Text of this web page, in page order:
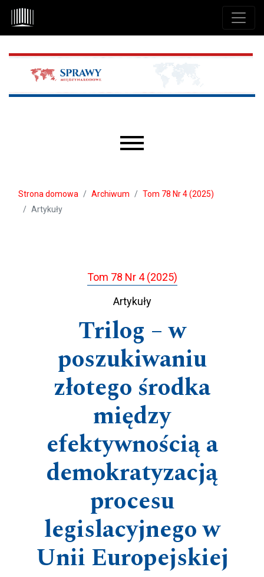
Przejdź do głównego menu
Przejdź do sekcji głównej
Przejdź do stopki
Strona domowa Archiwum
Tom 78 Nr 4 (2025)
Artykuły
Tom 78 Nr 4 (2025)
Artykuły
Trilog – w
poszukiwaniu
złotego środka
między
efektywnością a
demokratyzacją
procesu
legislacyjnego w
Unii Europejskiej